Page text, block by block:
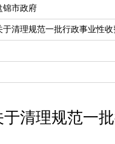
锦市政府
于清理规范一批行政事业性
于清理规范一